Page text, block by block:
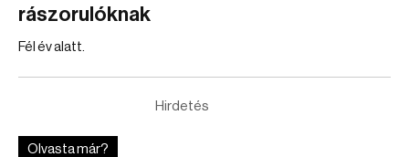
rászorulóknak
Fél év alatt.
Hirdetés
Olvasta már?